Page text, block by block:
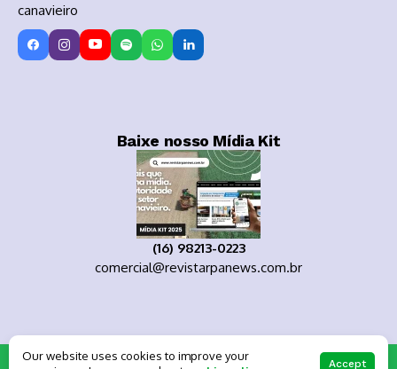
canavieiro
Baixe nosso Mídia Kit
(16) 98213-0223
comercial@revistarpanews.com.br
Copyright 2025
Our website uses cookies to improve your
Accept